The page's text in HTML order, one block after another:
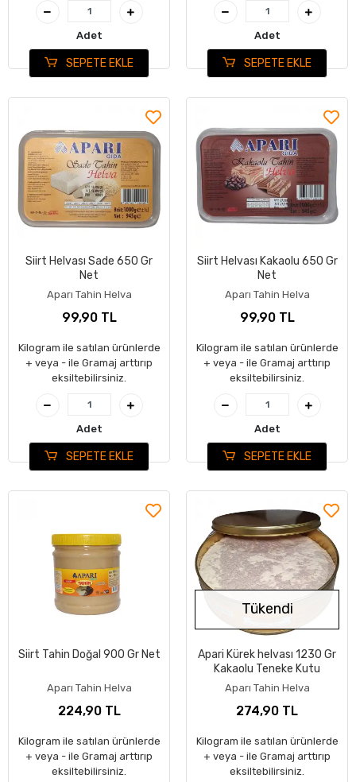
Adet
SEPETE EKLE
Adet
SEPETE EKLE
Siirt Helvası Sade 650 Gr
Net
Aparı Tahin Helva
99,90 TL
Kilogram ile satılan ürünlerde
+ veya - ile Gramaj arttırıp
eksiltebilirsiniz.
Adet
SEPETE EKLE
Siirt Helvası Kakaolu 650 Gr
Net
Aparı Tahin Helva
99,90 TL
Kilogram ile satılan ürünlerde
+ veya - ile Gramaj arttırıp
eksiltebilirsiniz.
Adet
SEPETE EKLE
Siirt Tahin Doğal 900 Gr Net
Aparı Tahin Helva
224,90 TL
Kilogram ile satılan ürünlerde
+ veya - ile Gramaj arttırıp
eksiltebilirsiniz.
Tükendi
Apari Kürek helvası 1230 Gr
Kakaolu Teneke Kutu
Aparı Tahin Helva
274,90 TL
Kilogram ile satılan ürünlerde
+ veya - ile Gramaj arttırıp
eksiltebilirsiniz.